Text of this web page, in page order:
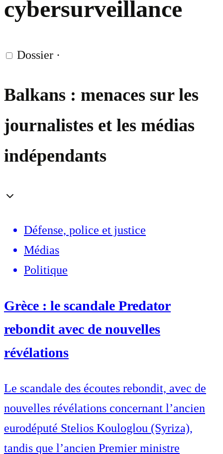
cybersurveillance
Dossier ·
Balkans : menaces sur les
journalistes et les médias
indépendants
Défense, police et justice
Médias
Politique
Grèce : le scandale Predator
rebondit avec de nouvelles
révélations
Le scandale des écoutes rebondit, avec de
nouvelles révélations concernant l’ancien
eurodéputé Stelios Kouloglou (Syriza),
tandis que l’ancien Premier ministre